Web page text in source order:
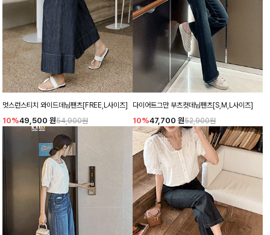
멋스런스티치 와이드데님팬츠[FREE,L사이즈]
10%49,500 원54,900원
다이어트그만 부츠컷데님팬츠[S,M,L사이즈]
10%47,700 원52,900원